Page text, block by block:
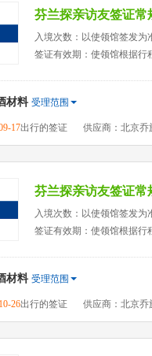
芬兰探亲访友签证常
入境次数：以使领馆签发为
签证有效期：使领馆根据行
材料 受理范围
17出行的签证 供应商：北京乔
芬兰探亲访友签证常
入境次数：以使领馆签发为
签证有效期：使领馆根据行
材料 受理范围
10-26出行的签证 供应商：北京乔